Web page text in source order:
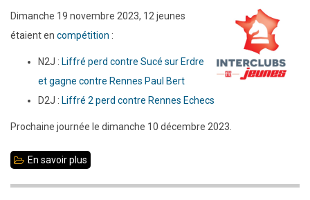
mat
n°20
Dimanche 19 novembre 2023, 12 jeunes
étaient en compétition :
N2J : Liffré perd contre Sucé sur Erdre
et gagne contre Rennes Paul Bert
D2J : Liffré 2 perd contre Rennes Echecs
Prochaine journée le dimanche 10 décembre 2023.
En savoir plus